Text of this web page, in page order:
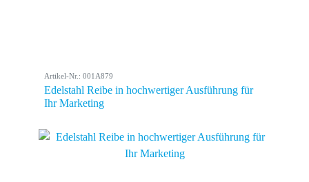
Artikel-Nr.: 001A879
Edelstahl Reibe in hochwertiger Ausführung für
Ihr Marketing